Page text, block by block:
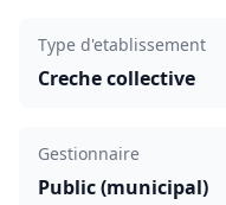
Type d'etablissement
Creche collective
Gestionnaire
Public (municipal)